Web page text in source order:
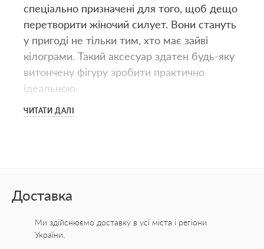
спеціально призначені для того, щоб дещо
перетворити жіночий силует. Вони стануть
у пригоді не тільки тим, хто має зайві
кілограми. Такий аксесуар здатен будь-яку
витончену фігуру зробити практично
ідеальною.
Колготки коригувальні купити –
бути зроблений у вигляді стягувальних
щільність на ніжках робиться 15 ден, а на
шортиках – 80 ден. Завдяки цьому верхня
ЧИТАТИ ДАЛІ
Доставка
Ми здійснюємо доставку в усі міста і регіони
України.